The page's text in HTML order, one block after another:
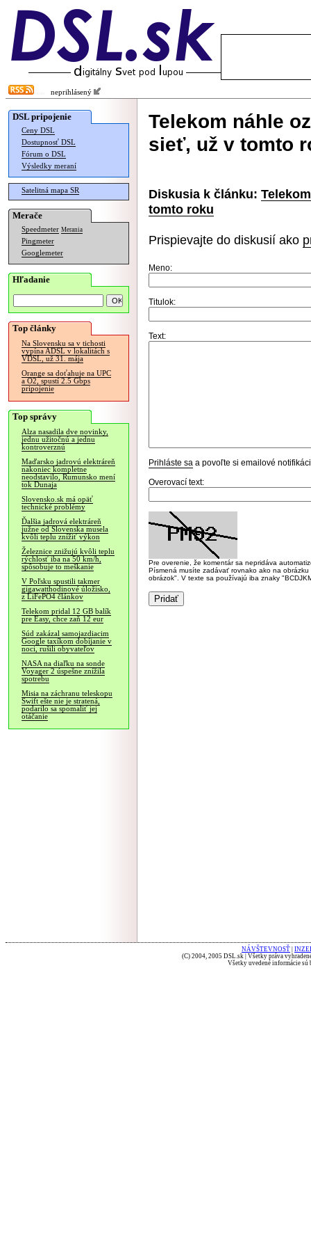
neprihlásený
DSL pripojenie
Ceny DSL
Dostupnosť DSL
Fórum o DSL
Výsledky meraní
Satelitná mapa SR
Merače
Speedmeter Merania
Pingmeter
Googlemeter
Hľadanie
Top články
Na Slovensku sa v tichosti
vypína ADSL v lokalitách s
VDSL, už 31. mája
Orange sa doťahuje na UPC
a O2, spustí 2.5 Gbps
pripojenie
Top správy
Alza nasadila dve novinky,
jednu užitočnú a jednu
kontroverznú
Maďarsko jadrovú elektráreň
nakoniec kompletne
neodstavilo, Rumunsko mení
tok Dunaja
Slovensko.sk má opäť
technické problémy
Ďalšia jadrová elektráreň
južne od Slovenska musela
kvôli teplu znížiť výkon
Železnice znižujú kvôli teplu
rýchlosť iba na 50 km/h,
spôsobuje to meškanie
V Poľsku spustili takmer
gigawatthodinové úložisko,
z LiFePO4 článkov
Telekom pridal 12 GB balík
pre Easy, chce zaň 12 eur
Súd zakázal samojazdiacim
Google taxíkom dobíjanie v
noci, rušili obyvateľov
NASA na diaľku na sonde
Voyager 2 úspešne znížila
spotrebu
Misia na záchranu teleskopu
Swift ešte nie je stratená,
podarilo sa spomaliť jej
otáčanie
Telekom náhle
sieť, už v tomto
Diskusia k článku:
tomto roku
Prispievajte do diskusií ako
Meno:
Titulok:
Text:
Prihláste sa a povoľte si emailové
Overovací text:
Pre overenie, že komentár sa nepridáva
Písmená musíte zadávať rovnako ako na
obrázok". V texte sa používajú iba znaky
NÁVŠTEVNOSŤ
(C) 2004, 2005 DSL.sk | Všetky práva
Všetky uvedené informácie sú